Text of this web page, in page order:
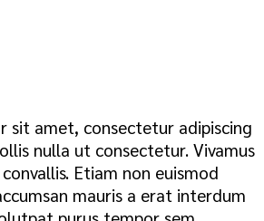
sit amet, consectetur adipiscing
nulla ut consectetur. Vivamus
Etiam non euismod
mauris a erat interdum
purus tempor sem